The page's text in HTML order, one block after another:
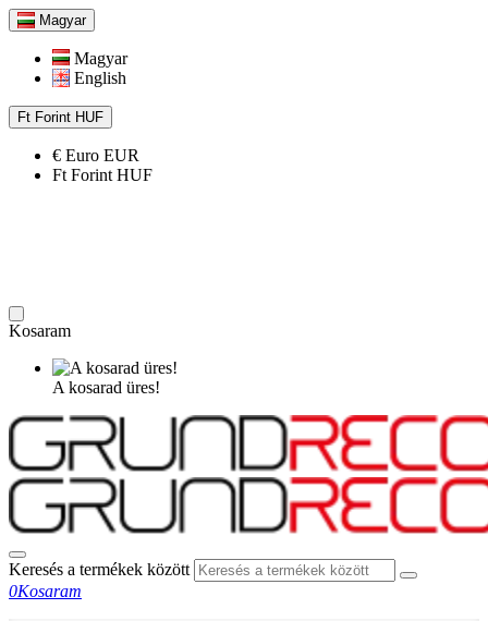
Magyar
Magyar
English
Ft Forint HUF
€ Euro EUR
Ft Forint HUF
Kosaram
A kosarad üres!
Keresés a termékek között
0Kosaram